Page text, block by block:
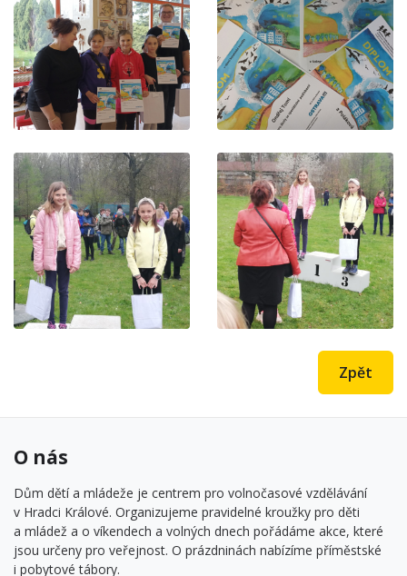
Zpět
O nás
Dům dětí a mládeže je centrem pro volnočasové vzdělávání
v Hradci Králové. Organizujeme pravidelné kroužky pro děti
a mládež a o víkendech a volných dnech pořádáme akce, které
jsou určeny pro veřejnost. O prázdninách nabízíme příměstské
i pobytové tábory.